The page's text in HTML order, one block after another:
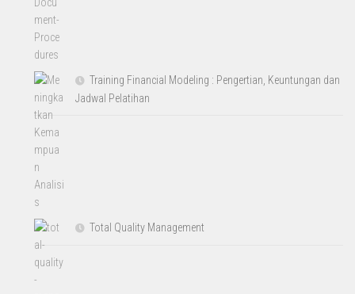
Training Financial Modeling : Pengertian, Keuntungan dan
Jadwal Pelatihan
Total Quality Management